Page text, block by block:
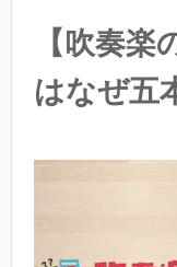
【吹奏
はなぜ五